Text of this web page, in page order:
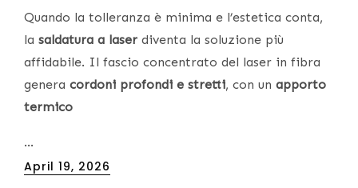
Quando la tolleranza è minima e l’estetica conta,
la saldatura a laser diventa la soluzione più
affidabile. Il fascio concentrato del laser in fibra
genera cordoni profondi e stretti, con un apporto
termico
…
Posted
April 19, 2026